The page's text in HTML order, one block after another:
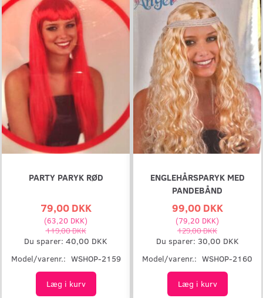
PARTY PARYK RØD
79,00 DKK
(63,20 DKK)
119,00 DKK
Du sparer: 40,00 DKK
Model/varenr.: WSHOP-2159
Læg i kurv
ENGLEHÅRSPARYK MED
PANDEBÅND
99,00 DKK
(79,20 DKK)
129,00 DKK
Du sparer: 30,00 DKK
Model/varenr.: WSHOP-2160
Læg i kurv